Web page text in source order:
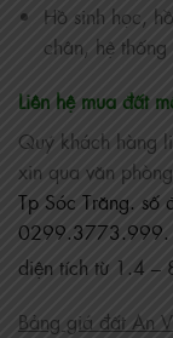
Hồ sinh học,
chân, hệ
Liên hệ mua đất
Quý khách hàng
xin qua văn
Tp Sóc Trăng. số
0299.3773.999.
diện tích từ 1.4 –
Bảng giá đất An